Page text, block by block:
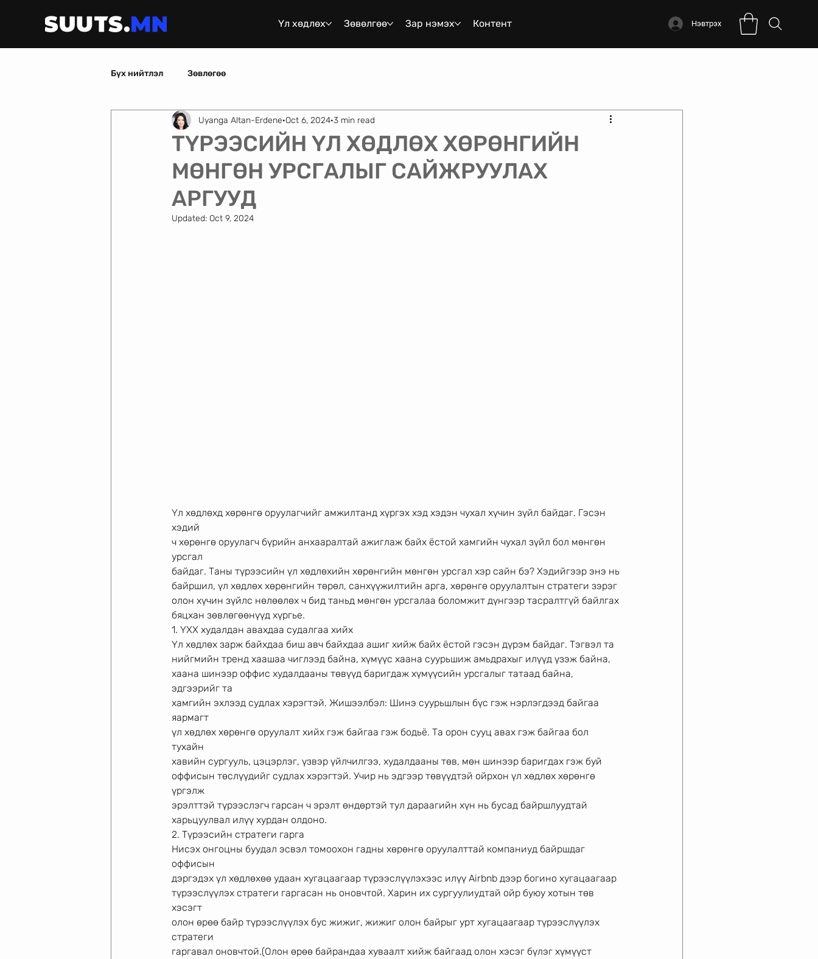
Үл хөдлөх Зөвөлгөө Зар нэмэх Контент Нэвтрэх
Бүх нийтлэл Зөвлөгөө
ТҮРЭЭСИЙН ҮЛ ХӨДЛӨХ ХӨРӨНГИЙН
МӨНГӨН УРСГАЛЫГ САЙЖРУУЛАХ
АРГУУД
Uyanga Altan-Erdene Oct 6, 2024 3 min read
Updated: Oct 9, 2024
Үл хөдлөхд хөрөнгө оруулагчийг амжилтанд хүргэх хэд хэдэн чухал хүчин зүйл байдаг. Гэсэн
хэдий
ч хөрөнгө оруулагч бүрийн анхааралтай ажиглаж байх ёстой хамгийн чухал зүйл бол мөнгөн
урсгал
байдаг. Таны түрээсийн үл хөдлөхийн хөрөнгийн мөнгөн урсгал хэр сайн бэ? Хэдийгээр энэ нь
байршил, үл хөдлөх хөрөнгийн төрөл, санхүүжилтийн арга, хөрөнгө оруулалтын стратеги зэрэг
олон хүчин зүйлс нөлөөлөх ч бид таньд мөнгөн урсгалаа боломжит дүнгээр тасралтгүй байлгах
бяцхан зөвлөгөөнүүд хүргье.
1. ҮХХ худалдан авахдаа судалгаа хийх
Үл хөдлөх зарж байхдаа биш авч байхдаа ашиг хийж байх ёстой гэсэн дүрэм байдаг. Тэгвэл та
нийгмийн тренд хаашаа чиглээд байна, хүмүүс хаана суурьшиж амьдрахыг илүүд үзэж байна,
хаана шинээр оффис худалдааны төвүүд баригдаж хүмүүсийн урсгалыг татаад байна,
эдгээрийг та
хамгийн эхлээд судлах хэрэгтэй. Жишээлбэл: Шинэ суурьшлын бүс гэж нэрлэгдээд байгаа
яармагт
үл хөдлөх хөрөнгө оруулалт хийх гэж байгаа гэж бодьё. Та орон сууц авах гэж байгаа бол
тухайн
хавийн сургууль, цэцэрлэг, үзвэр үйлчилгээ, худалдааны төв, мөн шинээр баригдах гэж буй
оффисын төслүүдийг судлах хэрэгтэй. Учир нь эдгээр төвүүдтэй ойрхон үл хөдлөх хөрөнгө
үргэлж
эрэлттэй түрээслэгч гарсан ч эрэлт өндөртэй тул дараагийн хүн нь бусад байршлуудтай
харьцуулвал илүү хурдан олдоно.
2. Түрээсийн стратеги гарга
Нисэх онгоцны буудал эсвэл томоохон гадны хөрөнгө оруулалттай компаниуд байршдаг
оффисын
дэргэдэх үл хөдлөхөө удаан хугацаагаар түрээслүүлэхээс илүү Airbnb дээр богино хугацаагаар
түрээслүүлэх стратеги гаргасан нь оновчтой. Харин их сургуулиудтай ойр буюу хотын төв
хэсэгт
олон өрөө байр түрээслүүлэх бус жижиг, жижиг олон байрыг урт хугацаагаар түрээслүүлэх
стратеги
гаргавал оновчтой.(Олон өрөө байрандаа хуваалт хийж байгаад олон хэсэг бүлэг хүмүүст